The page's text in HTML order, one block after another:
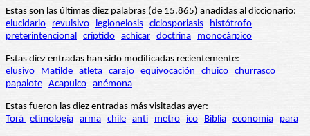
Estas son las últimas diez palabras (de 15.865) añadidas al diccionario:
elucidario
revulsivo legionelosis ciclosporiasis
histótrofo
preterintencional críptido achicar doctrina monocárpico
Estas diez entradas han sido modificadas recientemente:
elusivo
Matilde atleta carajo equivocación chuico churrasco
papalote Acapulco anémona
Estas fueron las diez entradas más visitadas ayer:
Torá etimología arma chile anti metro ico Biblia economía para